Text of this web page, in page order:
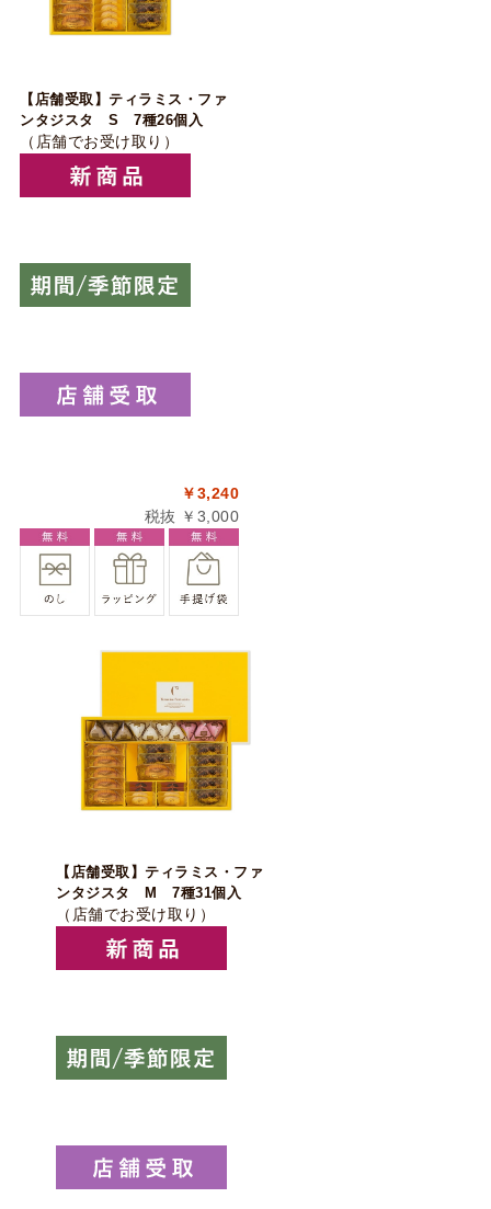
【店舗受取】ティラミス・ファ
ンタジスタ S 7種26個入
（店舗でお受け取り）
￥3,240
税抜 ￥3,000
【店舗受取】ティラミス・ファ
ンタジスタ M 7種31個入
（店舗でお受け取り）